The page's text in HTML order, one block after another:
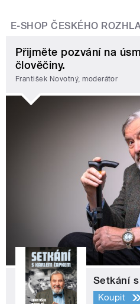
E-SHOP ČESKÉHO
Přijměte pozvání na
člověčiny.
František Novotný, moderátor
Setkání
Koupit